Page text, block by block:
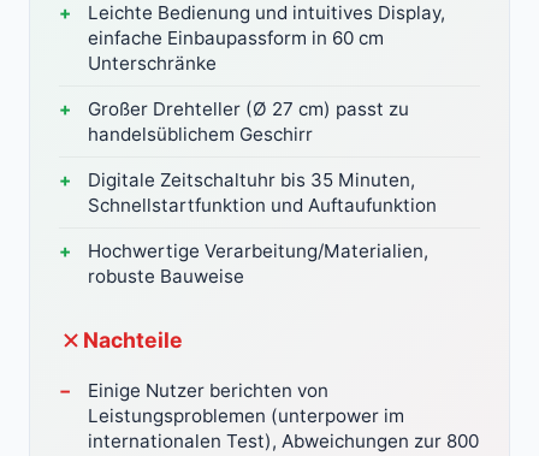
Leichte Bedienung und intuitives Display,
einfache Einbaupassform in 60 cm
Unterschränke
Großer Drehteller (Ø 27 cm) passt zu
handelsüblichem Geschirr
Digitale Zeitschaltuhr bis 35 Minuten,
Schnellstartfunktion und Auftaufunktion
Hochwertige Verarbeitung/Materialien,
robuste Bauweise
Nachteile
Einige Nutzer berichten von
Leistungsproblemen (unterpower im
internationalen Test), Abweichungen zur 800